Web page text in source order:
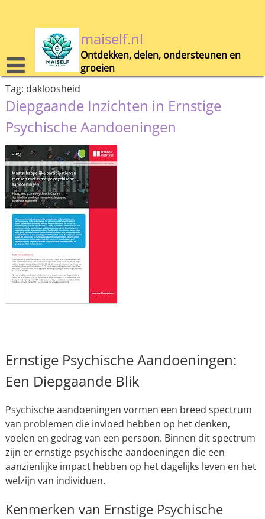
maiself.nl
Ontdekken, delen, ondersteunen en
groeien
Tag: dakloosheid
Diepgaande Inzichten in Ernstige
Psychische Aandoeningen
Ernstige Psychische Aandoeningen:
Een Diepgaande Blik
Psychische aandoeningen vormen een breed spectrum
van problemen die invloed hebben op het denken,
voelen en gedrag van een persoon. Binnen dit spectrum
zijn er ernstige psychische aandoeningen die een
aanzienlijke impact hebben op het dagelijks leven en het
welzijn van individuen.
Kenmerken van Ernstige Psychische